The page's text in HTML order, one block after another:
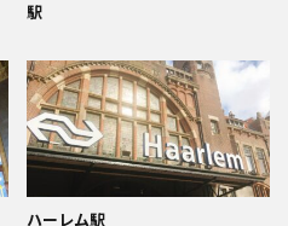
駅
ハーレム駅